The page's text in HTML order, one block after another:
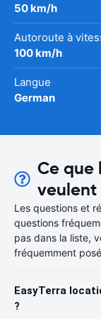
50 km/h
Autoroute à
100 km/h
Langue
German
Ce que
veulent
Les questions et
questions
pas dans la liste,
fréquemment
EasyTerra
?